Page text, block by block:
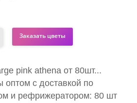
Заказать цветы
pink athena от 80шт...
оптом с доставкой по
и рефрижератором: 80 шт